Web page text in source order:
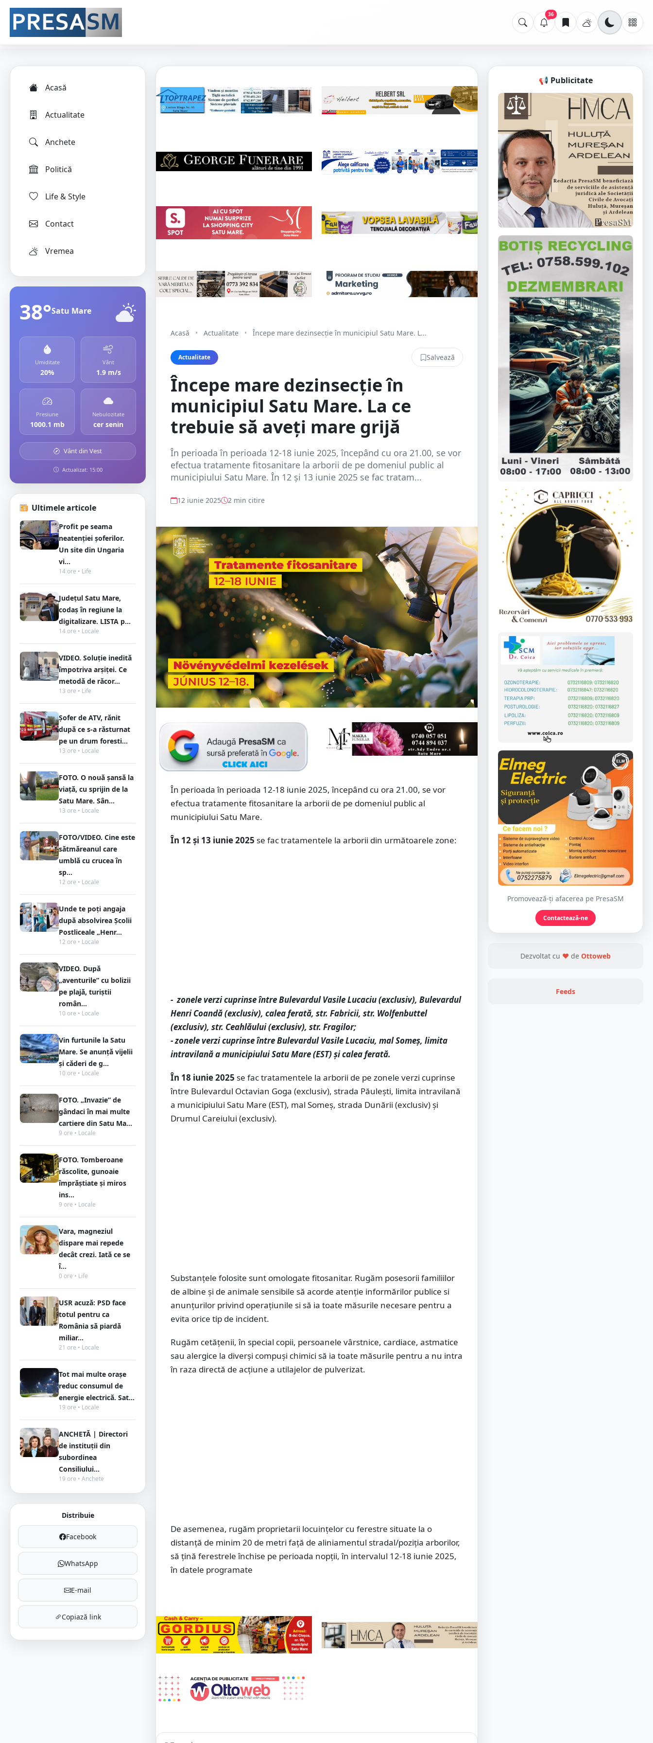
36
Acasă
Actualitate
Anchete
Politică
Life & Style
Contact
Vremea
38°Satu Mare
Umiditate
20%
Vânt
1.9 m/s
Presiune
1000.1 mb
Nebulozitate
cer senin
Vânt din Vest
Actualizat: 15:00
Ultimele articole
Profit pe seama
neatenției șoferilor.
Un site din Ungaria
vi...
14 ore • Life
Județul Satu Mare,
codaș în regiune la
digitalizare. LISTA p...
14 ore • Locale
VIDEO. Soluție inedită
împotriva arșiței. Ce
metodă de răcor...
13 ore • Life
Șofer de ATV, rănit
după ce s-a răsturnat
pe un drum foresti...
13 ore • Locale
FOTO. O nouă șansă la
viață, cu sprijin de la
Satu Mare. Sân...
13 ore • Locale
FOTO/VIDEO. Cine este
sătmăreanul care
umblă cu crucea în
sp...
12 ore • Locale
Unde te poți angaja
după absolvirea Școlii
Postliceale „Henr...
12 ore • Locale
VIDEO. După
„aventurile” cu bolizii
pe plajă, turiștii
român...
10 ore • Locale
Vin furtunile la Satu
Mare. Se anunță vijelii
și căderi de g...
10 ore • Locale
FOTO. „Invazie” de
gândaci în mai multe
cartiere din Satu Ma...
9 ore • Locale
FOTO. Tomberoane
răscolite, gunoaie
împrăștiate și miros
ins...
9 ore • Locale
Vara, magneziul
dispare mai repede
decât crezi. Iată ce se
î...
0 ore • Life
USR acuză: PSD face
totul pentru ca
România să piardă
miliar...
21 ore • Locale
Tot mai multe orașe
reduc consumul de
energie electrică. Sat...
19 ore • Locale
ANCHETĂ | Directori
de instituții din
subordinea
Consiliului...
19 ore • Anchete
Distribuie
Facebook
WhatsApp
E-mail
Copiază link
Acasă • Actualitate • Începe mare dezinsecție în municipiul Satu Mare. L...
Actualitate Salvează
Începe mare dezinsecție în
municipiul Satu Mare. La ce
trebuie să aveți mare grijă
În perioada în perioada 12-18 iunie 2025, începând cu ora 21.00, se vor
efectua tratamente fitosanitare la arborii de pe domeniul public al
municipiului Satu Mare. În 12 și 13 iunie 2025 se fac tratam...
12 iunie 2025 2 min citire
În perioada în perioada 12-18 iunie 2025, începând cu ora 21.00, se vor
efectua tratamente fitosanitare la arborii de pe domeniul public al
municipiului Satu Mare.
În 12 și 13 iunie 2025 se fac tratamentele la arborii din următoarele zone:
- zonele verzi cuprinse între Bulevardul Vasile Lucaciu (exclusiv), Bulevardul
Henri Coandă (exclusiv), calea ferată, str. Fabricii, str. Wolfenbuttel
(exclusiv), str. Ceahlăului (exclusiv), str. Fragilor;
- zonele verzi cuprinse între Bulevardul Vasile Lucaciu, mal Someș, limita
intravilană a municipiului Satu Mare (EST) și calea ferată.
În 18 iunie 2025 se fac tratamentele la arborii de pe zonele verzi cuprinse
între Bulevardul Octavian Goga (exclusiv), strada Păulești, limita intravilană
a municipiului Satu Mare (EST), mal Someș, strada Dunării (exclusiv) şi
Drumul Careiului (exclusiv).
Substanțele folosite sunt omologate fitosanitar. Rugăm posesorii familiilor
de albine și de animale sensibile să acorde atenție informărilor publice si
anunțurilor privind operațiunile si să ia toate măsurile necesare pentru a
evita orice tip de incident.
Rugăm cetățenii, în special copii, persoanele vârstnice, cardiace, astmatice
sau alergice la diverși compuși chimici să ia toate măsurile pentru a nu intra
în raza directă de acțiune a utilajelor de pulverizat.
De asemenea, rugăm proprietarii locuințelor cu ferestre situate la o
distanță de minim 20 de metri față de aliniamentul stradal/poziția arborilor,
să țină ferestrele închise pe perioada nopții, în intervalul 12-18 iunie 2025,
în datele programate
📢 Publicitate
Promovează-ți afacerea pe PresaSM
Contactează-ne
Dezvoltat cu ❤ de Ottoweb
Feeds